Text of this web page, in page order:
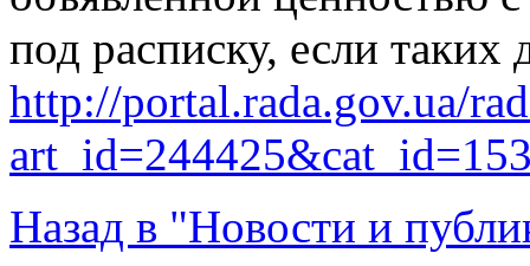
под расписку, если таких
http://portal.rada.gov.ua/
Назад в "Новости и